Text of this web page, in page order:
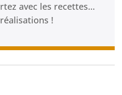
avec les recettes…
!